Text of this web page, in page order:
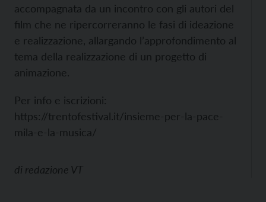
accompagnata da un incontro con gli autori del
film che ne ripercorreranno le fasi di ideazione
e realizzazione, allargando l’approfondimento al
tema della realizzazione di un progetto di
animazione.
Per info e iscrizioni:
https://trentofestival.it/insieme-per-la-pace-
mila-e-la-musica/
di redazione VT